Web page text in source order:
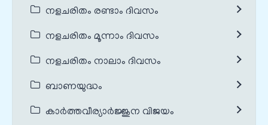
നളചരിതം രണ്ടാം ദിവസം
നളചരിതം മൂന്നാം ദിവസം
നളചരിതം നാലാം ദിവസം
ബാണയുദ്ധം
കാർത്തവീര്യാർജ്ജുന വിജയം